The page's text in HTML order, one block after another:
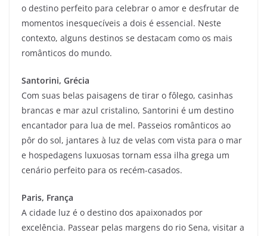
o destino perfeito para celebrar o amor e desfrutar de
momentos inesquecíveis a dois é essencial. Neste
contexto, alguns destinos se destacam como os mais
românticos do mundo.
Santorini, Grécia
Com suas belas paisagens de tirar o fôlego, casinhas
brancas e mar azul cristalino, Santorini é um destino
encantador para lua de mel. Passeios românticos ao
pôr do sol, jantares à luz de velas com vista para o mar
e hospedagens luxuosas tornam essa ilha grega um
cenário perfeito para os recém-casados.
Paris, França
A cidade luz é o destino dos apaixonados por
excelência. Passear pelas margens do rio Sena, visitar a